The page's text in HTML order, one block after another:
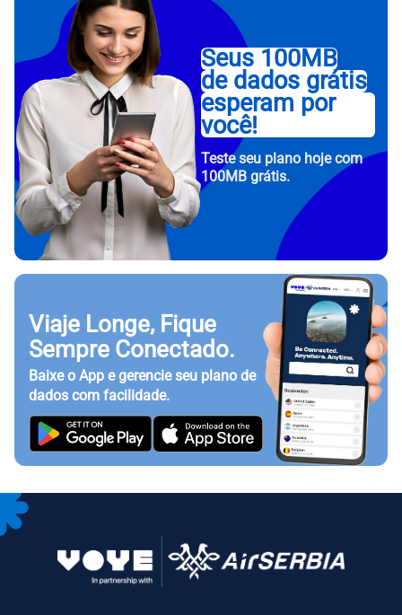
Seus 100MB
de dados grátis
esperam por
você!
Teste seu plano hoje com
100MB grátis.
Viaje Longe, Fique
Sempre Conectado.
Baixe o App e gerencie seu plano de
dados com facilidade.